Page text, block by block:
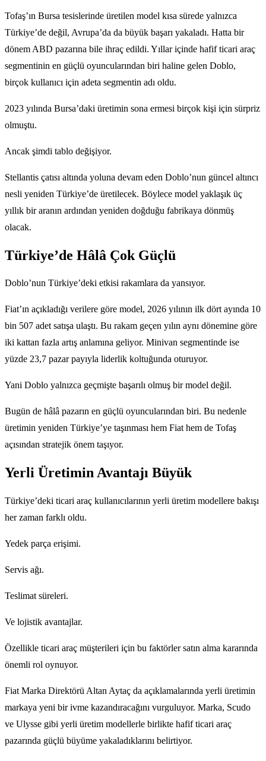
Tofaş’ın Bursa tesislerinde üretilen model kısa sürede yalnızca
Türkiye’de değil, Avrupa’da da büyük başarı yakaladı. Hatta bir
dönem ABD pazarına bile ihraç edildi. Yıllar içinde hafif ticari araç
segmentinin en güçlü oyuncularından biri haline gelen Doblo,
birçok kullanıcı için adeta segmentin adı oldu.
2023 yılında Bursa’daki üretimin sona ermesi birçok kişi için sürpriz
olmuştu.
Ancak şimdi tablo değişiyor.
Stellantis çatısı altında yoluna devam eden Doblo’nun güncel altıncı
nesli yeniden Türkiye’de üretilecek. Böylece model yaklaşık üç
yıllık bir aranın ardından yeniden doğduğu fabrikaya dönmüş
olacak.
Türkiye’de Hâlâ Çok Güçlü
Doblo’nun Türkiye’deki etkisi rakamlara da yansıyor.
Fiat’ın açıkladığı verilere göre model, 2026 yılının ilk dört ayında 10
bin 507 adet satışa ulaştı. Bu rakam geçen yılın aynı dönemine göre
iki kattan fazla artış anlamına geliyor. Minivan segmentinde ise
yüzde 23,7 pazar payıyla liderlik koltuğunda oturuyor.
Yani Doblo yalnızca geçmişte başarılı olmuş bir model değil.
Bugün de hâlâ pazarın en güçlü oyuncularından biri. Bu nedenle
üretimin yeniden Türkiye’ye taşınması hem Fiat hem de Tofaş
açısından stratejik önem taşıyor.
Yerli Üretimin Avantajı Büyük
Türkiye’deki ticari araç kullanıcılarının yerli üretim modellere bakışı
her zaman farklı oldu.
Yedek parça erişimi.
Servis ağı.
Teslimat süreleri.
Ve lojistik avantajlar.
Özellikle ticari araç müşterileri için bu faktörler satın alma kararında
önemli rol oynuyor.
Fiat Marka Direktörü Altan Aytaç da açıklamalarında yerli üretimin
markaya yeni bir ivme kazandıracağını vurguluyor. Marka, Scudo
ve Ulysse gibi yerli üretim modellerle birlikte hafif ticari araç
pazarında güçlü büyüme yakaladıklarını belirtiyor.